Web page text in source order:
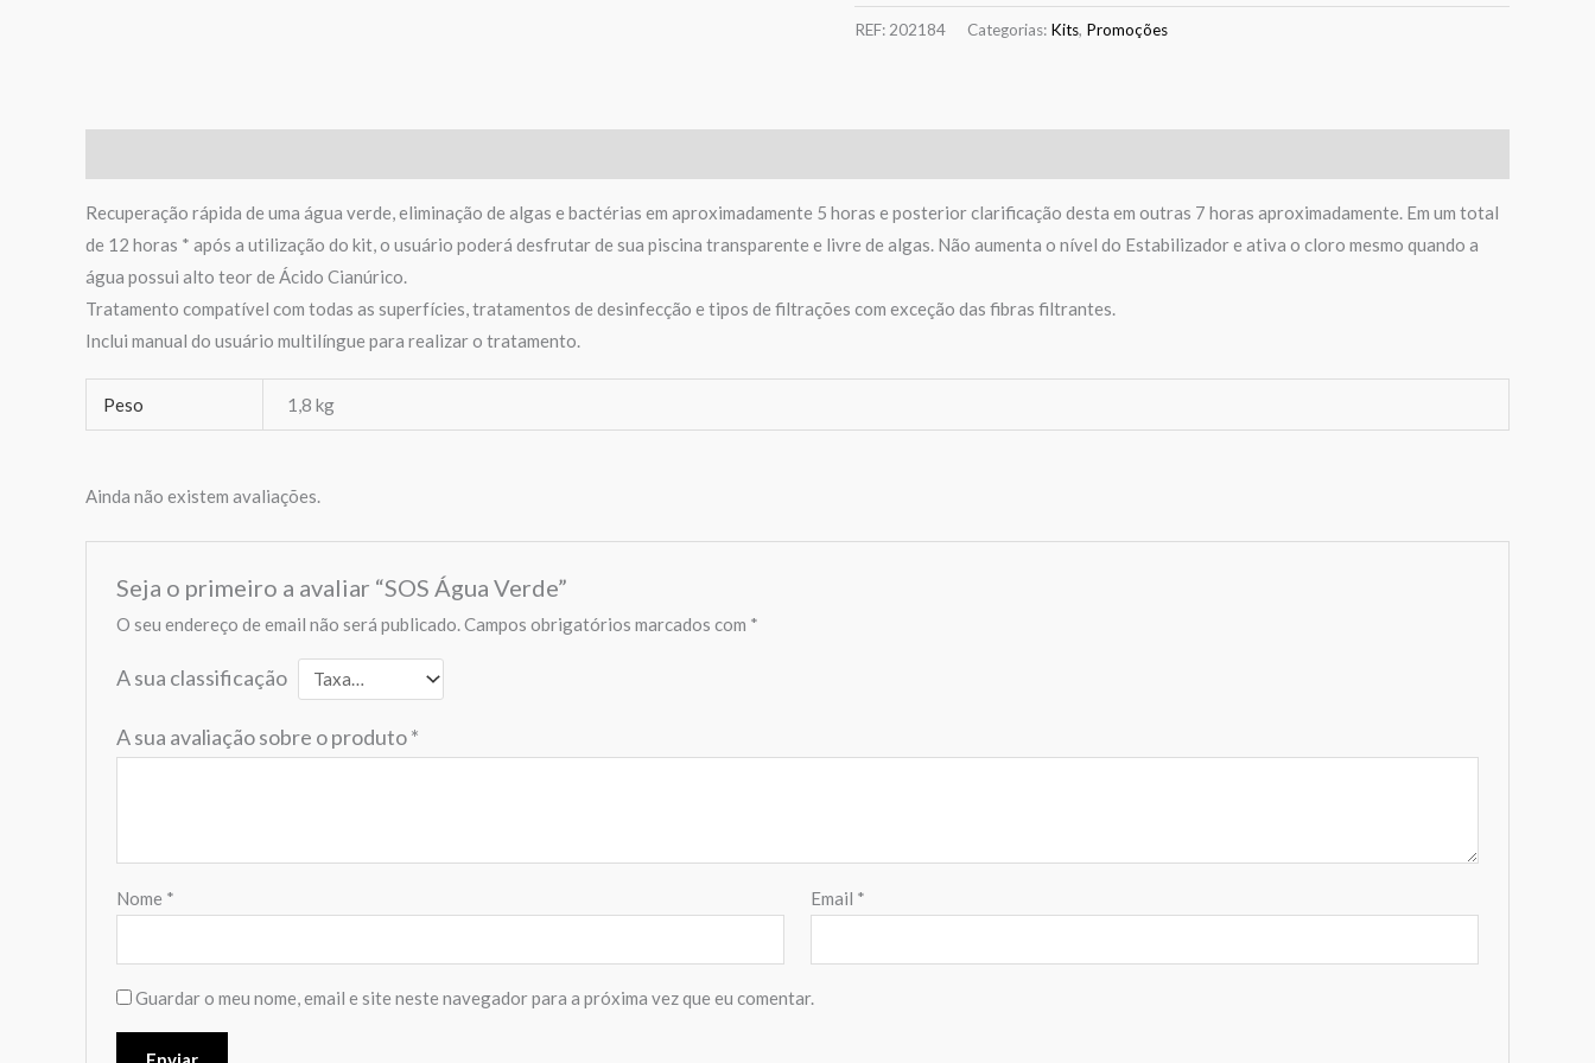
REF: 202184 Categorias: Kits, Promoções
Recuperação rápida de uma água verde, eliminação de algas e bactérias em aproximadamente 5 horas e posterior clarificação desta em outras 7 horas aproximadamente. Em um total
de 12 horas * após a utilização do kit, o usuário poderá desfrutar de sua piscina transparente e livre de algas. Não aumenta o nível do Estabilizador e ativa o cloro mesmo quando a
água possui alto teor de Ácido Cianúrico.
Tratamento compatível com todas as superfícies, tratamentos de desinfecção e tipos de filtrações com exceção das fibras filtrantes.
Inclui manual do usuário multilíngue para realizar o tratamento.
Peso 1,8 kg
Ainda não existem avaliações.
Seja o primeiro a avaliar “SOS Água Verde”
O seu endereço de email não será publicado.Campos obrigatórios marcados com *
A sua classificação
A sua avaliação sobre o produto*
Nome * Email *
Guardar o meu nome, email e site neste navegador para a próxima vez que eu comentar.